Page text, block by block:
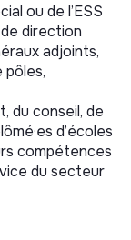
ou de l’ESS
direction
adjoints,
du conseil, de
d’écoles
compétences
du secteur